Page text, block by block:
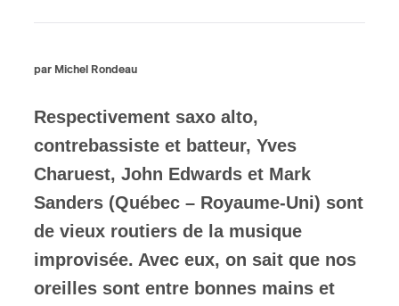
par Michel Rondeau
Respectivement saxo alto,
contrebassiste et batteur, Yves
Charuest, John Edwards et Mark
Sanders (Québec – Royaume-Uni) sont
de vieux routiers de la musique
improvisée. Avec eux, on sait que nos
oreilles sont entre bonnes mains et